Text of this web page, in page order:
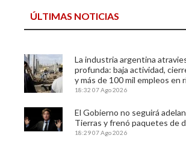
ÚLTIMAS NOTICIAS
La industria argentina
profunda: baja actividad,
y más de 100 mil empleos en
18:32 07 Ago 2026
El Gobierno no seguirá
Tierras y frenó paquetes de
18:2907 Ago 2026